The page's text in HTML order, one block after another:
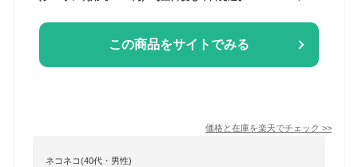
この商品をサイトでみる
価格と在庫を楽天でチェック >>
ネコネコ(40代・男性)